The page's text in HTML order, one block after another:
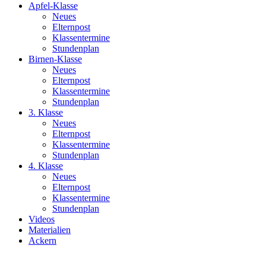
Apfel-Klasse
Neues
Elternpost
Klassentermine
Stundenplan
Birnen-Klasse
Neues
Elternpost
Klassentermine
Stundenplan
3. Klasse
Neues
Elternpost
Klassentermine
Stundenplan
4. Klasse
Neues
Elternpost
Klassentermine
Stundenplan
Videos
Materialien
Ackern